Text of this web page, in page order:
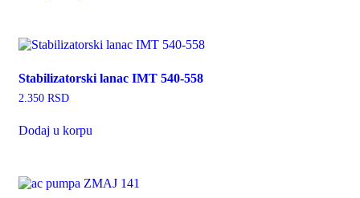
Stabilizatorski lanac IMT 540-558
2.350 RSD
Dodaj u korpu